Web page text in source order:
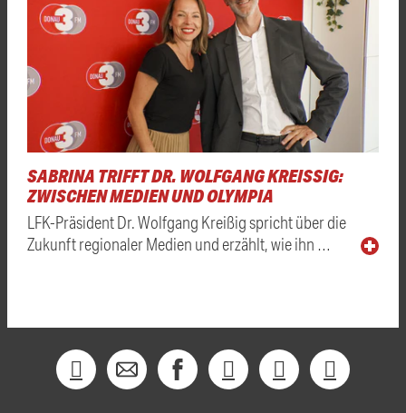
SABRINA TRIFFT DR. WOLFGANG KREISSIG: Z
WISCHEN MEDIEN UND OLYMPIA
LFK-Präsident Dr. Wolfgang Kreißig spricht über die
Zukunft regionaler Medien und erzählt, wie ihn …